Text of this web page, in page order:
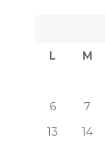
L M
6 7
13
14